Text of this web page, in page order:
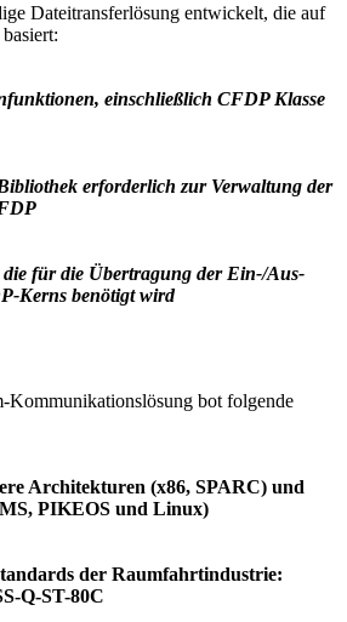
Dateitransferlösung entwickelt, die auf
einschließlich CFDP Klasse
erforderlich zur Verwaltung der
für die Übertragung der Ein-/Aus-
Kerns benötigt wird
Kommunikationslösung bot folgende
Architekturen (x86, SPARC) und
PIKEOS und Linux)
der Raumfahrtindustrie:
Q-ST-80C